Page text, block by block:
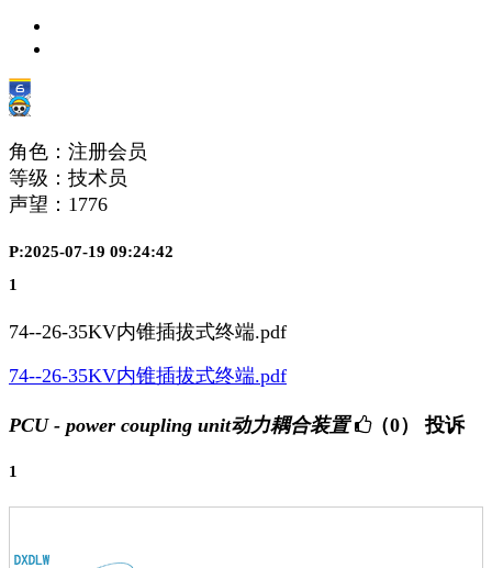
角色：注册会员
等级：技术员
声望： 1776
P:2025-07-19 09:24:42
1
74--26-35KV内锥插拔式终端.pdf
74--26-35KV内锥插拔式终端.pdf
PCU - power coupling unit动力耦合装置 （0） 投诉
1